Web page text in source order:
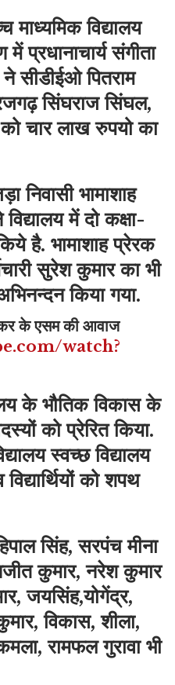
माध्यमिक विद्यालय
प्रधानाचार्य संगीता
सीडीईओ पितराम
सिंघराज सिंघल,
चार लाख रुपयो का
निवासी भामाशाह
में दो कक्षा-
है. भामाशाह प्रेरक
सुरेश कुमार का भी
किया गया.
के एसम की आवाज
watch?
के भौतिक विकास के
को प्रेरित किया.
स्वच्छ विद्यालय
को शपथ
सिंह, सरपंच मीना
कुमार, नरेश कुमार
जयसिंह,योगेंद्र,
विकास, शीला,
रामफल गुरावा भी